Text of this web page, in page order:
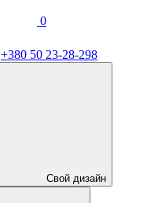
0
+380 50 23-28-298
Свой дизайн